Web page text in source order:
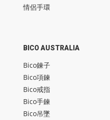
情侶手環
BICO AUSTRALIA
Bico鍊子
Bico項鍊
Bico戒指
Bico手鍊
Bico吊墜